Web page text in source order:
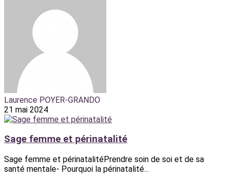
Laurence POYER-GRANDO
21 mai 2024
Sage femme et périnatalité
Sage femme et périnatalitéPrendre soin de soi et de sa
santé mentale- Pourquoi la périnatalité...